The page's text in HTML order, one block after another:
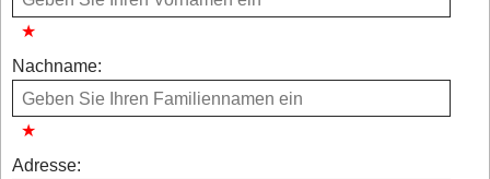
Nachname:
Adresse: